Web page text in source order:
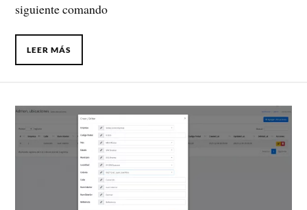
siguiente comando
LEER MÁS